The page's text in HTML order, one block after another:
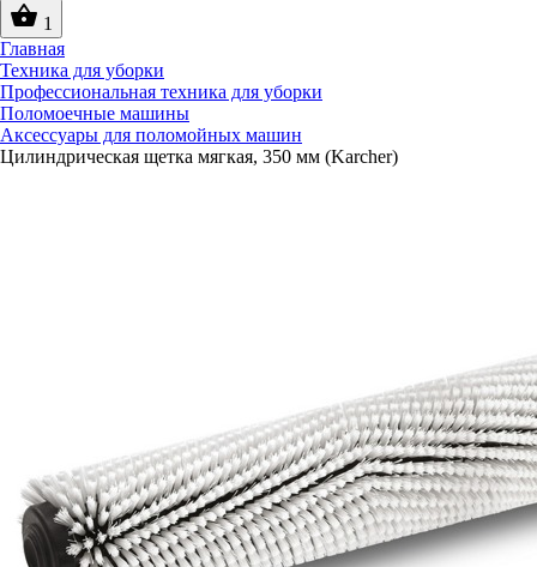
shopping_basket 1
Главная
Техника для уборки
Профессиональная техника для уборки
Поломоечные машины
Аксессуары для поломойных машин
Цилиндрическая щетка мягкая, 350 мм (Karcher)